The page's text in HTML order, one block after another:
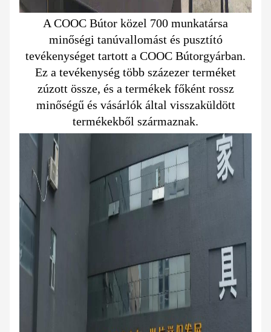
A COOC Bútor közel 700 munkatársa
minőségi tanúvallomást és pusztító
tevékenységet tartott a COOC Bútorgyárban.
Ez a tevékenység több százezer terméket
zúzott össze, és a termékek főként rossz
minőségű és vásárlók által visszaküldött
termékekből származnak.